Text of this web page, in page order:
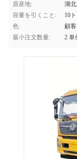
原産地:
湖
容量を引くこと:
10
色:
顧
最小注文数量:
2 単